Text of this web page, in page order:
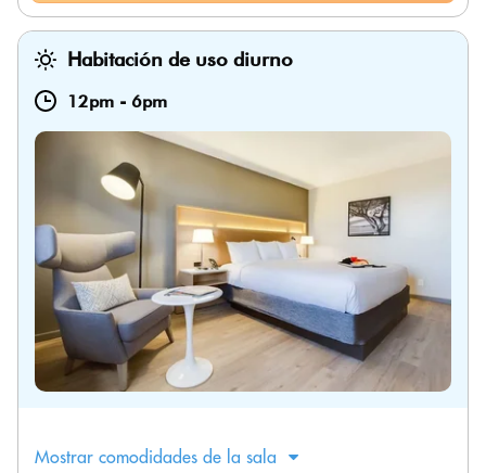
Habitación de uso diurno
12pm - 6pm
Mostrar comodidades de la sala